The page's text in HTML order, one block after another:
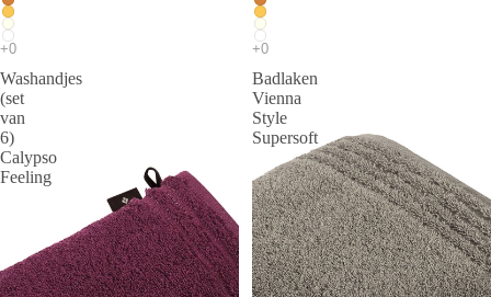
Washandjes
(set
van
6)
Calypso
Feeling
Badlaken
Vienna
Style
Supersoft